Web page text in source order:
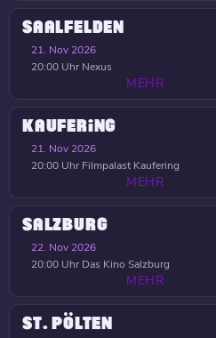
SAALFELDEN
21. Nov 2026
20:00 Uhr Nexus
MEHR
KAUFERING
21. Nov 2026
20:00 Uhr Filmpalast Kaufering
MEHR
SALZBURG
22. Nov 2026
20:00 Uhr Das Kino Salzburg
MEHR
ST. PÖLTEN